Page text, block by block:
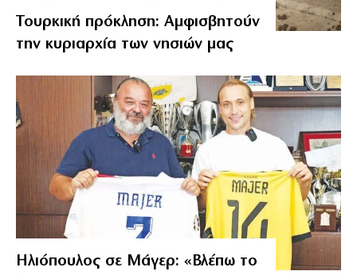
Τουρκική πρόκληση: Αμφισβητούν
την κυριαρχία των νησιών μας
Ηλιόπουλος σε Μάγερ: «Βλέπω το